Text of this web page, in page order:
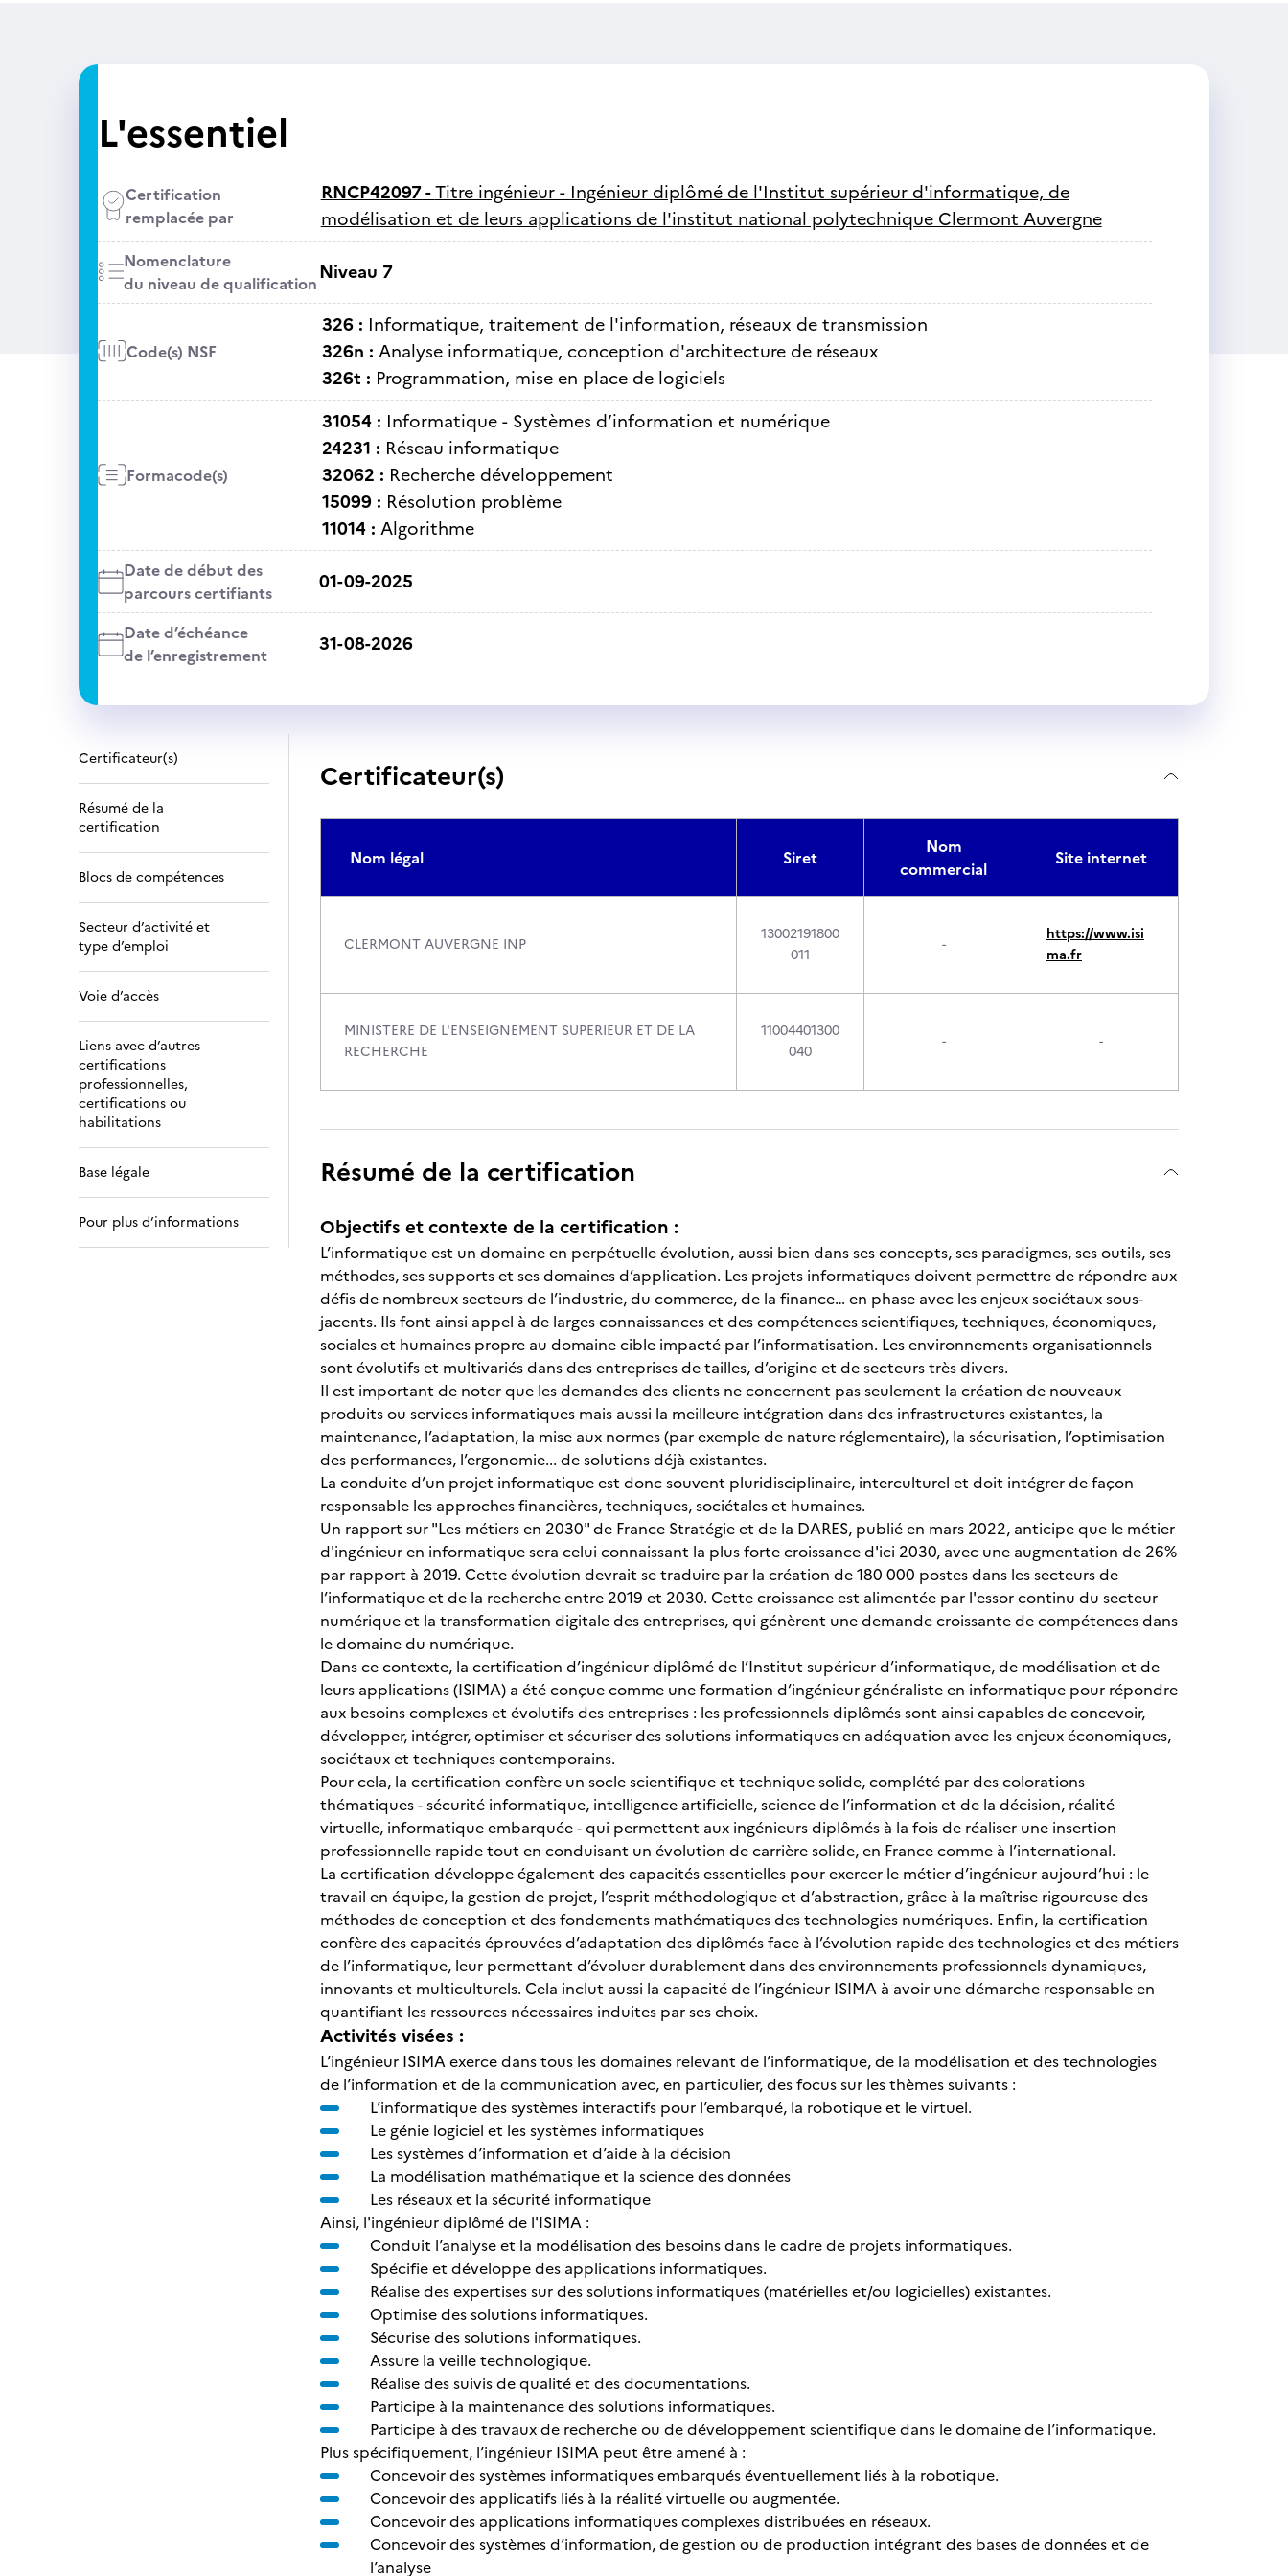
L'essentiel
Certification
remplacée par
RNCP42097 -Titre ingénieur - Ingénieur diplômé de l'Institut supérieur d'informatique, de
modélisation et de leurs applications de l'institut national polytechnique Clermont Auvergne
Nomenclature
du niveau de qualificationNiveau 7
Code(s) NSF
326 : Informatique, traitement de l'information, réseaux de transmission
326n : Analyse informatique, conception d'architecture de réseaux
326t : Programmation, mise en place de logiciels
Formacode(s)
31054 : Informatique - Systèmes d’information et numérique
24231 : Réseau informatique
32062 : Recherche développement
15099 : Résolution problème
11014 : Algorithme
Date de début des
parcours certifiants
01-09-2025
Date d’échéance
de l’enregistrement
31-08-2026
Certificateur(s)
Résumé de la
certification
Blocs de compétences
Secteur d’activité et
type d’emploi
Voie d’accès
Liens avec d’autres
certifications
professionnelles,
certifications ou
habilitations
Base légale
Pour plus d’informations
Certificateur(s)
Nom légal Siret
Nom
commercial
Site internet
CLERMONT AUVERGNE INP
13002191800
011
-
https://www.isi
ma.fr
MINISTERE DE L'ENSEIGNEMENT SUPERIEUR ET DE LA
RECHERCHE
11004401300
040
- -
Résumé de la certification
Objectifs et contexte de la certification :
L’informatique est un domaine en perpétuelle évolution, aussi bien dans ses concepts, ses paradigmes, ses outils, ses
méthodes, ses supports et ses domaines d’application. Les projets informatiques doivent permettre de répondre aux
défis de nombreux secteurs de l’industrie, du commerce, de la finance… en phase avec les enjeux sociétaux sous-
jacents. Ils font ainsi appel à de larges connaissances et des compétences scientifiques, techniques, économiques,
sociales et humaines propre au domaine cible impacté par l’informatisation. Les environnements organisationnels
sont évolutifs et multivariés dans des entreprises de tailles, d’origine et de secteurs très divers.
Il est important de noter que les demandes des clients ne concernent pas seulement la création de nouveaux
produits ou services informatiques mais aussi la meilleure intégration dans des infrastructures existantes, la
maintenance, l’adaptation, la mise aux normes (par exemple de nature réglementaire), la sécurisation, l’optimisation
des performances, l’ergonomie... de solutions déjà existantes.
La conduite d’un projet informatique est donc souvent pluridisciplinaire, interculturel et doit intégrer de façon
responsable les approches financières, techniques, sociétales et humaines.
Un rapport sur "Les métiers en 2030" de France Stratégie et de la DARES, publié en mars 2022, anticipe que le métier
d'ingénieur en informatique sera celui connaissant la plus forte croissance d'ici 2030, avec une augmentation de 26%
par rapport à 2019. Cette évolution devrait se traduire par la création de 180 000 postes dans les secteurs de
l’informatique et de la recherche entre 2019 et 2030. Cette croissance est alimentée par l'essor continu du secteur
numérique et la transformation digitale des entreprises, qui génèrent une demande croissante de compétences dans
le domaine du numérique.
Dans ce contexte, la certification d’ingénieur diplômé de l’Institut supérieur d’informatique, de modélisation et de
leurs applications (ISIMA) a été conçue comme une formation d’ingénieur généraliste en informatique pour répondre
aux besoins complexes et évolutifs des entreprises : les professionnels diplômés sont ainsi capables de concevoir,
développer, intégrer, optimiser et sécuriser des solutions informatiques en adéquation avec les enjeux économiques,
sociétaux et techniques contemporains.
Pour cela, la certification confère un socle scientifique et technique solide, complété par des colorations
thématiques - sécurité informatique, intelligence artificielle, science de l’information et de la décision, réalité
virtuelle, informatique embarquée - qui permettent aux ingénieurs diplômés à la fois de réaliser une insertion
professionnelle rapide tout en conduisant un évolution de carrière solide, en France comme à l’international.
La certification développe également des capacités essentielles pour exercer le métier d’ingénieur aujourd’hui : le
travail en équipe, la gestion de projet, l’esprit méthodologique et d’abstraction, grâce à la maîtrise rigoureuse des
méthodes de conception et des fondements mathématiques des technologies numériques. Enfin, la certification
confère des capacités éprouvées d’adaptation des diplômés face à l’évolution rapide des technologies et des métiers
de l’informatique, leur permettant d’évoluer durablement dans des environnements professionnels dynamiques,
innovants et multiculturels. Cela inclut aussi la capacité de l’ingénieur ISIMA à avoir une démarche responsable en
quantifiant les ressources nécessaires induites par ses choix.
Activités visées :
L’ingénieur ISIMA exerce dans tous les domaines relevant de l’informatique, de la modélisation et des technologies
de l’information et de la communication avec, en particulier, des focus sur les thèmes suivants :
L’informatique des systèmes interactifs pour l’embarqué, la robotique et le virtuel.
Le génie logiciel et les systèmes informatiques
Les systèmes d’information et d’aide à la décision
La modélisation mathématique et la science des données
Les réseaux et la sécurité informatique
Ainsi, l'ingénieur diplômé de l'ISIMA :
Conduit l’analyse et la modélisation des besoins dans le cadre de projets informatiques.
Spécifie et développe des applications informatiques.
Réalise des expertises sur des solutions informatiques (matérielles et/ou logicielles) existantes.
Optimise des solutions informatiques.
Sécurise des solutions informatiques.
Assure la veille technologique.
Réalise des suivis de qualité et des documentations.
Participe à la maintenance des solutions informatiques.
Participe à des travaux de recherche ou de développement scientifique dans le domaine de l’informatique.
Plus spécifiquement, l’ingénieur ISIMA peut être amené à :
Concevoir des systèmes informatiques embarqués éventuellement liés à la robotique.
Concevoir des applicatifs liés à la réalité virtuelle ou augmentée.
Concevoir des applications informatiques complexes distribuées en réseaux.
Concevoir des systèmes d’information, de gestion ou de production intégrant des bases de données et de
l’analyse